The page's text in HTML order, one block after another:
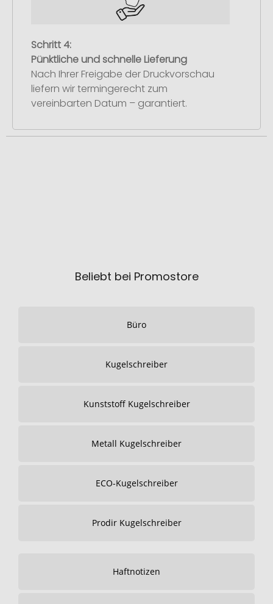
Schritt 4:
Pünktliche und schnelle Lieferung
Nach Ihrer Freigabe der Druckvorschau
liefern wir termingerecht zum
vereinbarten Datum – garantiert.
Beliebt bei Promostore
Büro
Kugelschreiber
Kunststoff Kugelschreiber
Metall Kugelschreiber
ECO-Kugelschreiber
Prodir Kugelschreiber
Haftnotizen